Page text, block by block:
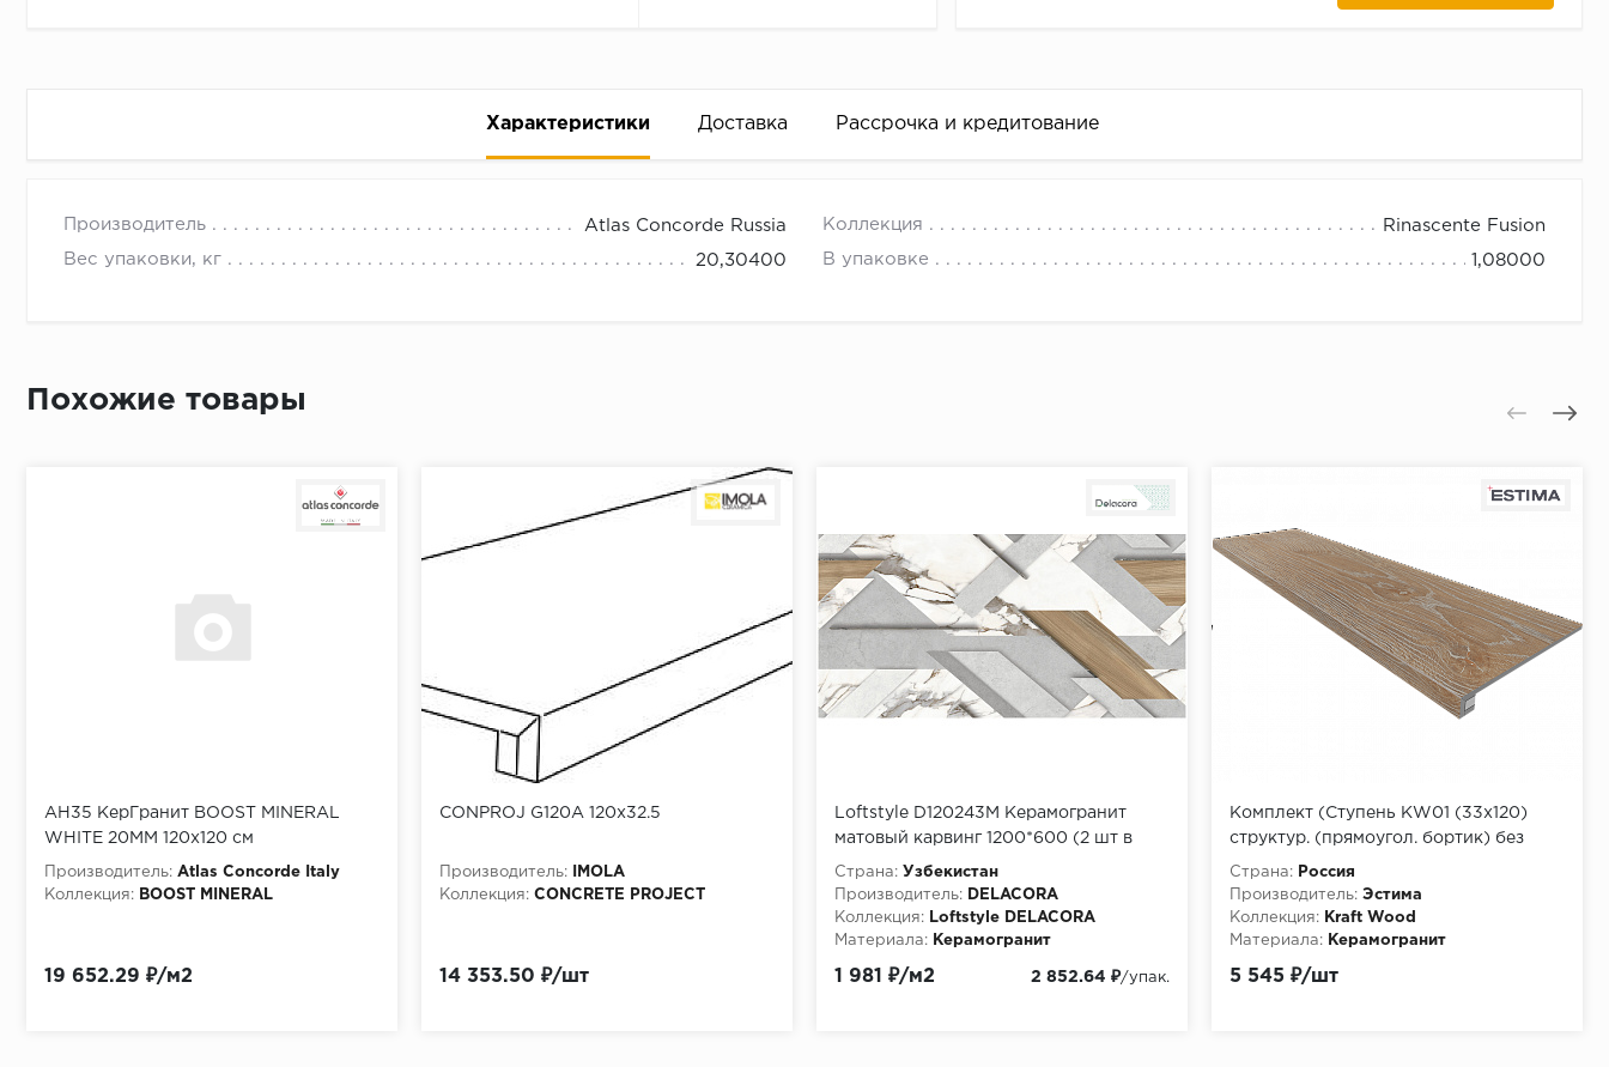
Характеристики Доставка Рассрочка и кредитование
Производитель Atlas Concorde Russia Коллекция Rinascente Fusion
Вес упаковки, кг 20,30400 В упаковке 1,08000
Высокая вероятность одобрения: до 95%
Срок предоставления кредита от 3 до 36 месяцев Срок предоставления рассрочки от 3 до 10 месяцев
Похожие товары
AH35 КерГранит BOOST MINERAL
WHITE 20MM 120x120 см
Производитель: Atlas Concorde Italy
Коллекция:
BOOST MINERAL
19 652.29 ₽/м2
CONPROJ G120A 120x32.5
Производитель:
IMOLA
Коллекция: CONCRETE PROJECT
14 353.50 ₽/шт
Loftstyle D120243M Керамогранит
матовый карвинг 1200*600 (2 шт в
уп/41,76 м в пал)
Страна: Узбекистан
Производитель:
DELACORA
Коллекция:
Loftstyle DELACORA
Материала:
Керамогранит
1 981 ₽/м2 2 852.64 ₽/упак.
Комплект (Ступень KW01 (33x120)
структур. (прямоугол. бортик) без
насечек + Подступенок (14,5x120))
Страна:
Россия
Производитель: Эстима
Коллекция:
Kraft Wood
Материала:
Керамогранит
5 545 ₽/шт